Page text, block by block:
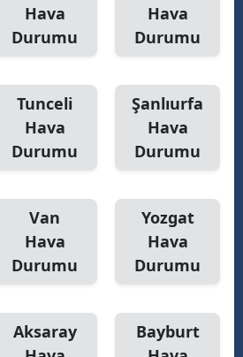
Hava
Durumu
Hava
Durumu
Tunceli
Hava
Durumu
Şanlıurfa
Hava
Durumu
Van
Hava
Durumu
Yozgat
Hava
Durumu
Aksaray
Bayburt